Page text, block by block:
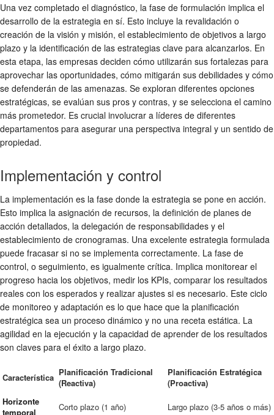
Una vez completado el diagnóstico, la fase de formulación implica el
desarrollo de la estrategia en sí. Esto incluye la revalidación o
creación de la visión y misión, el establecimiento de objetivos a largo
plazo y la identificación de las estrategias clave para alcanzarlos. En
esta etapa, las empresas deciden cómo utilizarán sus fortalezas para
aprovechar las oportunidades, cómo mitigarán sus debilidades y cómo
se defenderán de las amenazas. Se exploran diferentes opciones
estratégicas, se evalúan sus pros y contras, y se selecciona el camino
más prometedor. Es crucial involucrar a líderes de diferentes
departamentos para asegurar una perspectiva integral y un sentido de
propiedad.
Implementación y control
La implementación es la fase donde la estrategia se pone en acción.
Esto implica la asignación de recursos, la definición de planes de
acción detallados, la delegación de responsabilidades y el
establecimiento de cronogramas. Una excelente estrategia formulada
puede fracasar si no se implementa correctamente. La fase de
control, o seguimiento, es igualmente crítica. Implica monitorear el
progreso hacia los objetivos, medir los KPIs, comparar los resultados
reales con los esperados y realizar ajustes si es necesario. Este ciclo
de monitoreo y adaptación es lo que hace que la planificación
estratégica sea un proceso dinámico y no una receta estática. La
agilidad en la ejecución y la capacidad de aprender de los resultados
son claves para el éxito a largo plazo.
Característica Planificación Tradicional
(Reactiva)
Planificación Estratégica
(Proactiva)
Horizonte
temporal
Corto plazo (1 año) Largo plazo (3-5 años o más)